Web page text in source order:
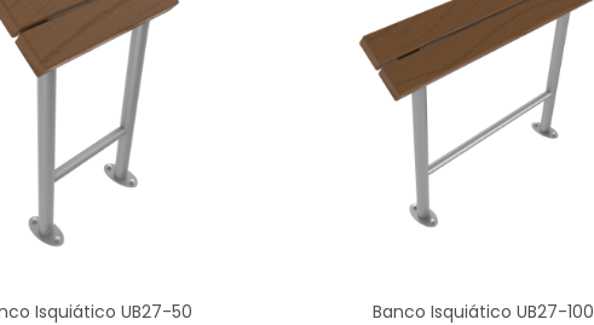
Isquiático UB27-50 Banco Isquiático UB27-100